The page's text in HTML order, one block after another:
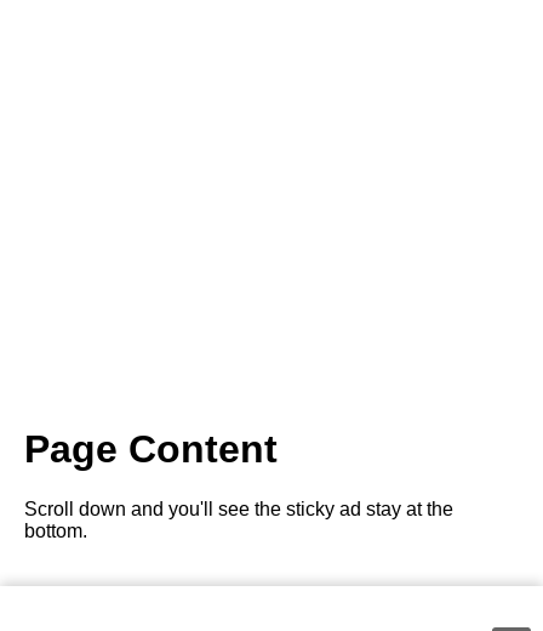
Page Content
Scroll down and you'll see the sticky ad stay at the
bottom.